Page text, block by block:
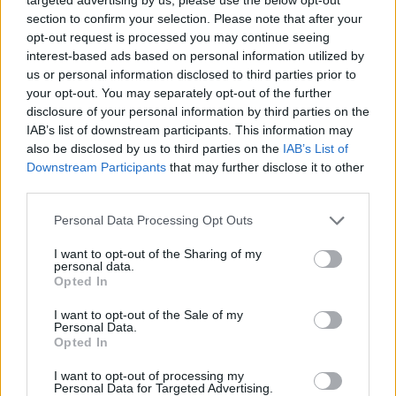
section to confirm your selection. Please note that after your
opt-out request is processed you may continue seeing
interest-based ads based on personal information utilized by
us or personal information disclosed to third parties prior to
your opt-out. You may separately opt-out of the further
disclosure of your personal information by third parties on the
IAB’s list of downstream participants. This information may
also be disclosed by us to third parties on the IAB’s List of
Downstream Participants that may further disclose it to other
Personal Data Processing Opt Outs
I want to opt-out of the Sharing of my
personal data.
Opted In
I want to opt-out of the Sale of my
Personal Data.
Opted In
I want to opt-out of processing my
Personal Data for Targeted Advertising.
V EkoListu 5/2000 byl zveřejněn článek "Zvýší se těžba v Českém
krasu?", který se z velké části zabývá těžbou ve Velkolomu Čertovy
schody - západ. Firma prý zažádala rozšíření dobývacího prostoru
a těžba se má radikálně zvýšit. K dokumentaci dle zákona 244/Sb. o
vlivu na životní prostředí M. Štingl z Dětí Země říká: "Ta
dokumentace je nedostatečně zpracována, chybí například
biologický průzkum".
Šárka Kokošková: Kůrovec není jediným problémem
Šumavy
1.6.2000
mohla vyjádřit to, co mne návštěvou Šumavy vyděsilo, rozčílilo i
zapadly do úrodné půdy, aby jste se vy, kteří víte, kam tyto a řádky
podobné nasměrovat, pomohli mně, ale hlavně Šumavě a jistě
našemu celému pohraničí někoho kompetentního konečně
Viktor Třebický: Sklo je stále tou nejlepší ze špatných
26.5.2000